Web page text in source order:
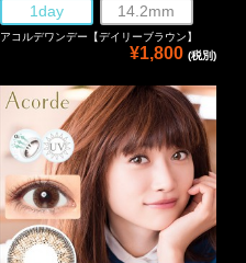
1day
14.2mm
アコルデワンデー【デイリーブラウン】
¥1,800 (税別)